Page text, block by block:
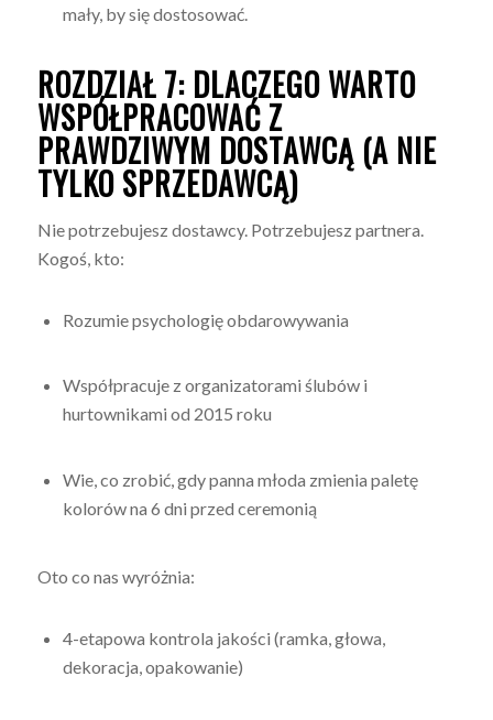
mały, by się dostosować.
ROZDZIAŁ 7: DLACZEGO WARTO
WSPÓŁPRACOWAĆ Z
PRAWDZIWYM DOSTAWCĄ (A NIE
TYLKO SPRZEDAWCĄ)
Nie potrzebujesz dostawcy. Potrzebujesz partnera.
Kogoś, kto:
Rozumie psychologię obdarowywania
Współpracuje z organizatorami ślubów i
hurtownikami od 2015 roku
Wie, co zrobić, gdy panna młoda zmienia paletę
kolorów na 6 dni przed ceremonią
Oto co nas wyróżnia:
4-etapowa kontrola jakości (ramka, głowa,
dekoracja, opakowanie)